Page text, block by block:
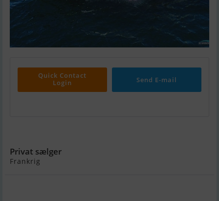
Quick Contact
Login
Send E-mail
Privat sælger
Frankrig